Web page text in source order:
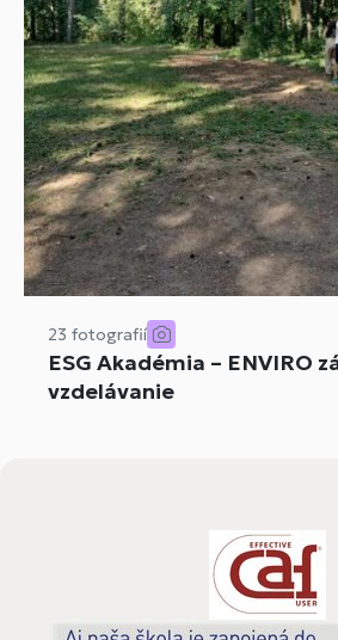
23 fotografií
ESG Akadémia – ENVIRO
vzdelávanie